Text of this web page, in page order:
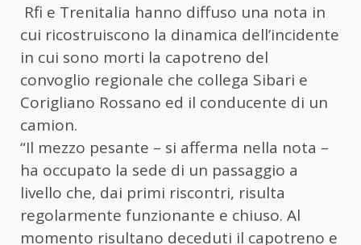
Rfi e Trenitalia hanno diffuso una nota in
cui ricostruiscono la dinamica dell’incidente
in cui sono morti la capotreno del
convoglio regionale che collega Sibari e
Corigliano Rossano ed il conducente di un
camion.
“Il mezzo pesante – si afferma nella nota –
ha occupato la sede di un passaggio a
livello che, dai primi riscontri, risulta
regolarmente funzionante e chiuso. Al
momento risultano deceduti il capotreno e